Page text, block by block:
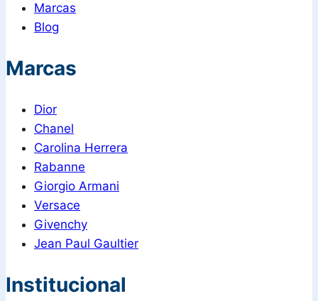
Marcas
Blog
Marcas
Dior
Chanel
Carolina Herrera
Rabanne
Giorgio Armani
Versace
Givenchy
Jean Paul Gaultier
Institucional